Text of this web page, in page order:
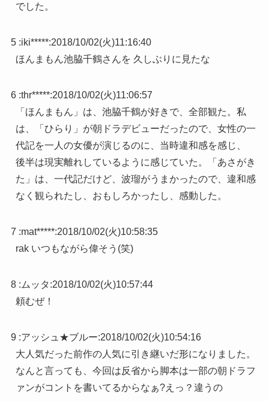
でした。
5 :iki*****:2018/10/02(火)11:16:40
ほんまもん池脇千鶴さんを 久しぶりに見たな
6 :thr*****:2018/10/02(火)11:06:57
「ほんまもん」は、池脇千鶴が好きで、全部観た。私
は、「ひらり」が朝ドラデビューだったので、女性の一
代記を一人の女優が演じるのに、当時違和感を感じ、
後半は現実離れしているように感じていた。「あさがき
た」は、一代記だけど、波瑠がうまかったので、違和感
なく観られたし、おもしろかったし、感動した。
7 :mat*****:2018/10/02(火)10:58:35
rak いつもながら偉そう(笑)
8 : ムッタ:2018/10/02(火)10:57:44
頼むぜ！
9 :アッシュ★ブルー:2018/10/02(火)10:54:16
大人気だった前作の人気に引き継いだ形になりました。
なんと言っても、今回は反省から脚本は一部の朝ドラフ
ァンがコントを書いてるからなぁ?えっ？違うの